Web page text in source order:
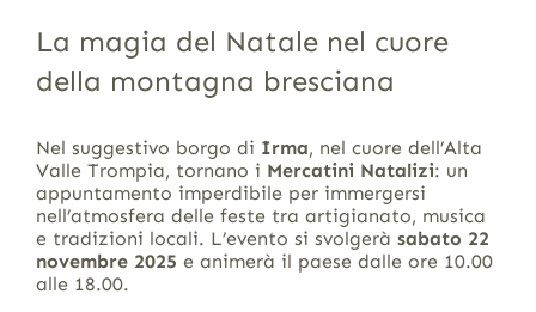
La magia del Natale nel cuore
della montagna bresciana
Nel suggestivo borgo di Irma, nel cuore dell’Alta
Valle Trompia, tornano i Mercatini Natalizi: un
appuntamento imperdibile per immergersi
nell’atmosfera delle feste tra artigianato, musica
e tradizioni locali. L’evento si svolgerà sabato 22
novembre 2025 e animerà il paese dalle ore 10.00
alle 18.00.